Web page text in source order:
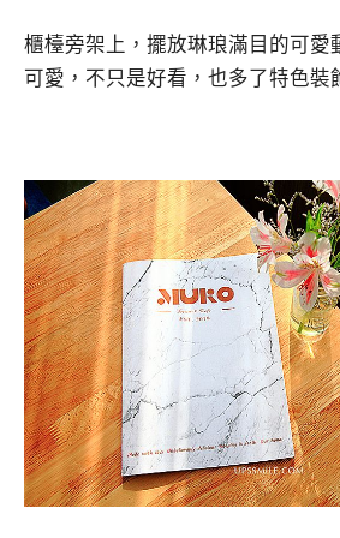
櫃檯旁架上，擺放琳琅滿目的可愛
可愛，不只是好看，也多了特色裝